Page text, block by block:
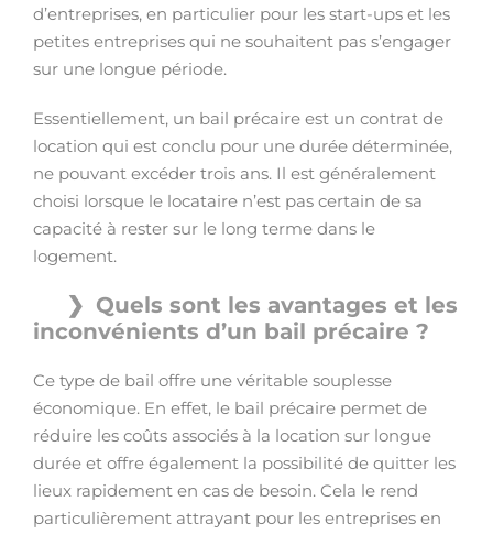
d’entreprises, en particulier pour les start-ups et les
petites entreprises qui ne souhaitent pas s’engager
sur une longue période.
Essentiellement, un bail précaire est un contrat de
location qui est conclu pour une durée déterminée,
ne pouvant excéder trois ans. Il est généralement
choisi lorsque le locataire n’est pas certain de sa
capacité à rester sur le long terme dans le
logement.
Quels sont les avantages et les
inconvénients d’un bail précaire ?
Ce type de bail offre une véritable souplesse
économique. En effet, le bail précaire permet de
réduire les coûts associés à la location sur longue
durée et offre également la possibilité de quitter les
lieux rapidement en cas de besoin. Cela le rend
particulièrement attrayant pour les entreprises en